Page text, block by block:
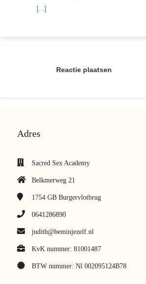
[...]
Reactie plaatsen
Adres
Sacred Sex Academy
Belkmerweg 21
1754 GB Burgervlotbrug
0641286890
judith@beminjezelf.nl
KvK nummer: 81001487
BTW nummer: Nl 002095124B78